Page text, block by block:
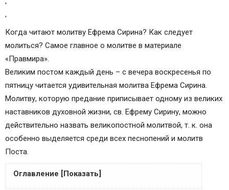
'
'
Когда читают молитву Ефрема Сирина? Как следует
молиться? Самое главное о молитве в материале
«Правмира».
Великим постом каждый день – с вечера воскресенья по
пятницу читается удивительная молитва Ефрема Сирина.
Молитву, которую предание приписывает одному из великих
наставников духовной жизни, св. Ефрему Сирину, можно
действительно назвать великопостной молитвой, т. к. она
особенно выделяется среди всех песнопений и молитв
Поста.
Оглавление [Показать]